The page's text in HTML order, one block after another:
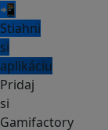
📲
Stiahni
si
aplikáciu
Pridaj
si
Gamifactory